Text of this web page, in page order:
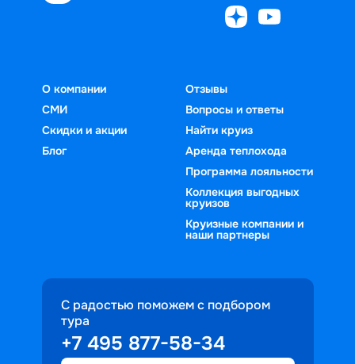
О компании
СМИ
Скидки и акции
Блог
Отзывы
Вопросы и ответы
Найти круиз
Аренда теплохода
Программа лояльности
Коллекция выгодных
круизов
Круизные компании и
наши партнеры
С радостью поможем с подбором
тура
+7 495 877-58-34